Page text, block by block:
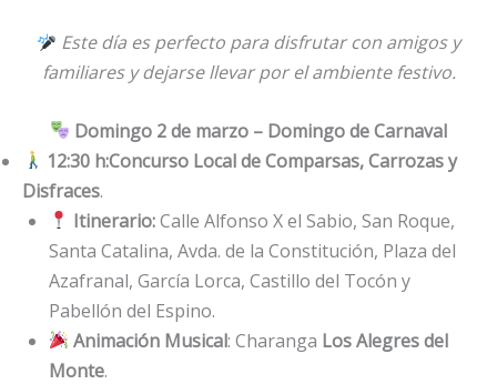
Este día es perfecto para disfrutar con amigos y
familiares y dejarse llevar por el ambiente festivo.
Domingo 2 de marzo – Domingo de Carnaval
12:30 h:Concurso Local de Comparsas, Carrozas y
Disfraces.
Itinerario:Calle Alfonso X el Sabio, San Roque,
Santa Catalina, Avda. de la Constitución, Plaza del
Azafranal, García Lorca, Castillo del Tocón y
Pabellón del Espino.
Animación Musical: Charanga Los Alegres del
Monte.